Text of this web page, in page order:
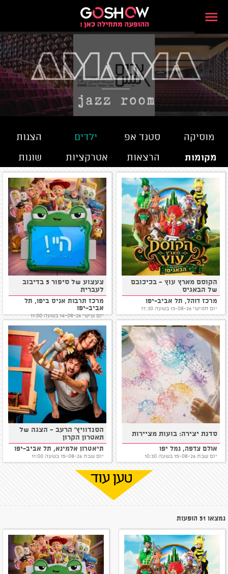
מוסיקה סטנד אפ ילדים
הצגות
הרצאות
אטרקציות שונות מקומות
הקוסם מארץ עוץ - בכיכובם
של הבאגיס
מרכז דוהל, תל אביב-יפו
יום חמישי 13-08-26 בשעה 17:30
צעצוע של סיפור 5 בדיבוב
לעברית
מרכז תרבות אניס ביפו, תל
אביב-יפו
יום שישי 14-08-26 בשעה 11:00
סדנת יצירה: בועות מציירות
אולם צדפה, נמל יפו
יום שבת 15-08-26 בשעה 10:30
הסנדוויץ' הרעב - הצגה של
תאטרון הקרון
תיאטרון אלמינא, תל אביב-יפו
יום שבת 15-08-26 בשעה 11:00
Show more
נמצאו 51 הופעות